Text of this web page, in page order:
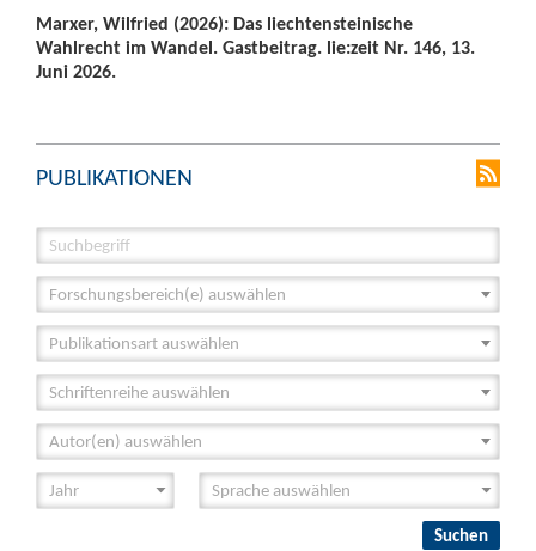
Marxer, Wilfried (2026): Das liechtensteinische
Wahlrecht im Wandel. Gastbeitrag. lie:zeit Nr. 146, 13.
Juni 2026.
PUBLIKATIONEN
Forschungsbereich(e) auswählen
Publikationsart auswählen
Schriftenreihe auswählen
Autor(en) auswählen